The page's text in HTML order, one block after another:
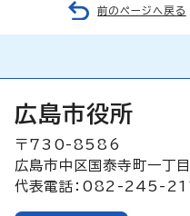
前のページへ戻る
広島市役所
〒730-8586
広島市中区国泰寺町一丁
代表電話：082-245-